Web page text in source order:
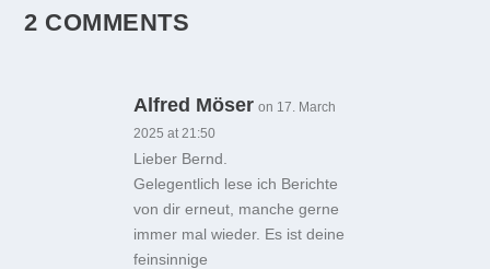
2 COMMENTS
Alfred Möser on 17. March
2025 at 21:50
Lieber Bernd.
Gelegentlich lese ich Berichte
von dir erneut, manche gerne
immer mal wieder. Es ist deine
feinsinnige